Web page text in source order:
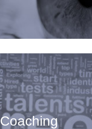
Coaching